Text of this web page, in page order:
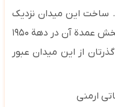
ساخت این میدان نزدیک
به ۵۰ سال طول کشید، هرچند بخش عمدة آن در دهة ۱۹۵۰
از این میدان عبور
ارمنی